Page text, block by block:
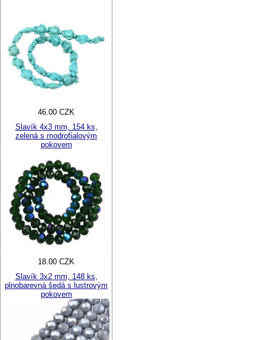
46.00 CZK
Slavík 4x3 mm, 154 ks,
zelená s modrofialovým
pokovem
18.00 CZK
Slavík 3x2 mm, 148 ks,
plnobarevná šedá s lustrovým
pokovem